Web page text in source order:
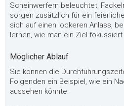
Scheinwerfern beleuchtet;
sorgen zusätzlich für ein
sich auf einen lockeren Anlass,
lernen, wie man ein Ziel
Möglicher Ablauf
Sie können die
Folgenden ein Beispiel, wie ein
aussehen könnte: